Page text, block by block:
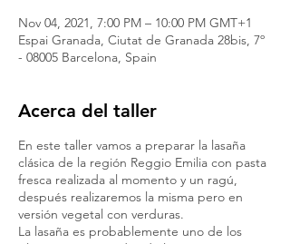
Nov 04, 2021, 7:00 PM – 10:00 PM GMT+1
Espai Granada, Ciutat de Granada 28bis, 7º
- 08005 Barcelona, Spain
Acerca del taller
En este taller vamos a preparar la lasaña
clásica de la región Reggio Emilia con pasta
fresca realizada al momento y un ragú,
después realizaremos la misma pero en
versión vegetal con verduras.
La lasaña es probablemente uno de los